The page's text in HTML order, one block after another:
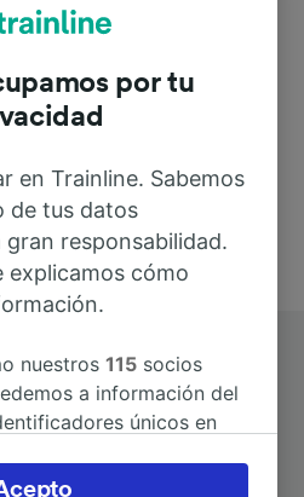
autobús, simplemente haz
compararemos horarios y
de autobús.
tu viaje empieza con
de más de 170
a Padova
de vuelta para volver en
por tu
en Trainline. Sabemos
de tus datos
gran responsabilidad.
explicamos cómo
nuestros115 socios
a información del
únicos en
tus preferencias